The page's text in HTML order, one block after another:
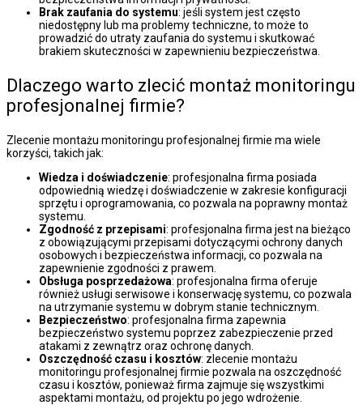
Brak zaufania do systemu: jeśli system jest często
niedostępny lub ma problemy techniczne, to może to
prowadzić do utraty zaufania do systemu i skutkować
brakiem skuteczności w zapewnieniu bezpieczeństwa.
Dlaczego warto zlecić montaż monitoringu
profesjonalnej firmie?
Zlecenie montażu monitoringu profesjonalnej firmie ma wiele
korzyści, takich jak:
Wiedza i doświadczenie: profesjonalna firma posiada
odpowiednią wiedzę i doświadczenie w zakresie konfiguracji
sprzętu i oprogramowania, co pozwala na poprawny montaż
systemu.
Zgodność z przepisami: profesjonalna firma jest na bieżąco
z obowiązującymi przepisami dotyczącymi ochrony danych
osobowych i bezpieczeństwa informacji, co pozwala na
zapewnienie zgodności z prawem.
Obsługa posprzedażowa: profesjonalna firma oferuje
również usługi serwisowe i konserwację systemu, co pozwala
na utrzymanie systemu w dobrym stanie technicznym.
Bezpieczeństwo: profesjonalna firma zapewnia
bezpieczeństwo systemu poprzez zabezpieczenie przed
atakami z zewnątrz oraz ochronę danych.
Oszczędność czasu i kosztów: zlecenie montażu
monitoringu profesjonalnej firmie pozwala na oszczędność
czasu i kosztów, ponieważ firma zajmuje się wszystkimi
aspektami montażu, od projektu po jego wdrożenie.